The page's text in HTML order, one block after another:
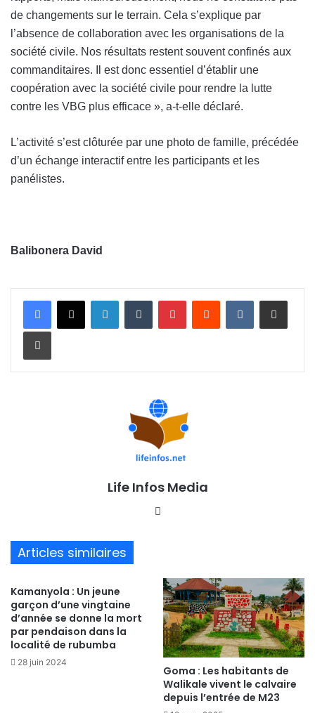
de changements sur le terrain. Cela s’explique par
l’absence de collaboration avec les organisations de la
société civile. Nos résultats restent souvent confinés aux
commanditaires. Il est donc essentiel d’établir une
coopération avec la société civile pour rendre la lutte
contre les VBG plus efficace », a-t-elle déclaré.
L’activité s’est clôturée par une photo de famille, précédée
d’un échange interactif entre les participants et les
panélistes.
Balibonera David
Life Infos Media
Articles similaires
Kamanyola : Un jeune
garçon d’une vingtaine
d’année se donne la mort
par pendaison dans la
localité de rubumba
28 juin 2024
Goma : Les habitants de
Walikale vivent le calvaire
depuis l’entrée de M23